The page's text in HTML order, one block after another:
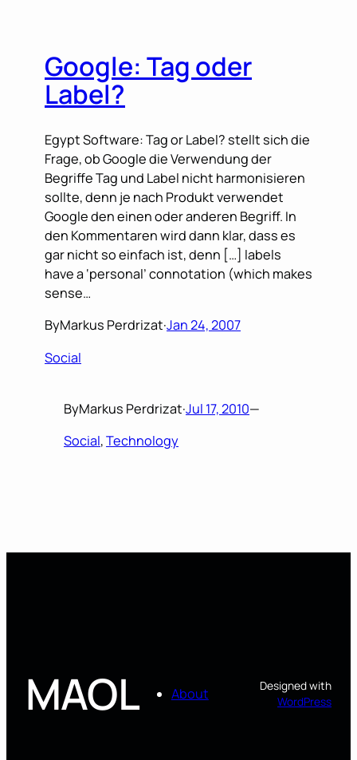
Google: Tag oder
Label?
Egypt Software: Tag or Label? stellt sich die
Frage, ob Google die Verwendung der
Begriffe Tag und Label nicht harmonisieren
sollte, denn je nach Produkt verwendet
Google den einen oder anderen Begriff. In
den Kommentaren wird dann klar, dass es
gar nicht so einfach ist, denn […] labels
have a ‘personal’ connotation (which makes
sense…
ByMarkus Perdrizat·Jan 24, 2007
Social
ByMarkus Perdrizat·Jul 17, 2010—
Social, Technology
MAOL About
Designed with
WordPress